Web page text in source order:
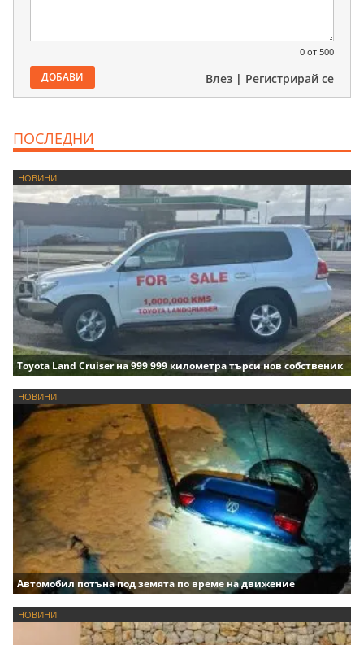
0 от 500
ДОБАВИ Влез | Регистрирай се
ПОСЛЕДНИ
НОВИНИ
Toyota Land Cruiser на 999 999 километра търси нов собственик
НОВИНИ
Автомобил потъна под земята по време на движение
НОВИНИ